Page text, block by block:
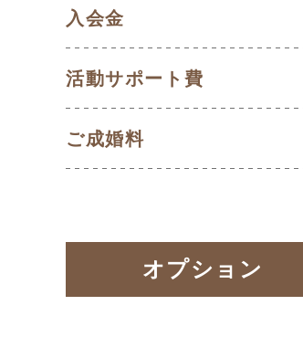
入会金
活動サポート費
ご成婚料
オプション